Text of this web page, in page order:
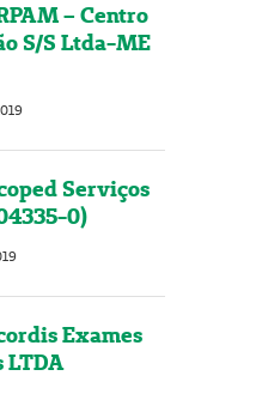
– Centro
S/S Ltda-ME
Serviços
0)
Exames
LTDA